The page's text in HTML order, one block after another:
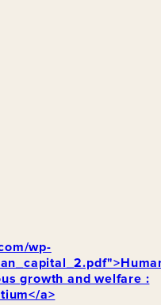
wp-
growth and welfare :
a>